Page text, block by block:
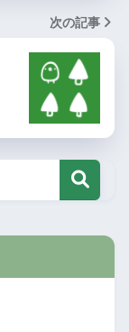
次の記事